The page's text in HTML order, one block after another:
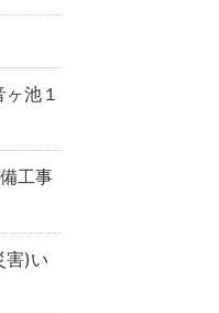
池１
工事
害)い